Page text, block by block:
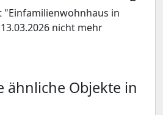
"Einfamilienwohnhaus in
nicht mehr
ähnliche Objekte in